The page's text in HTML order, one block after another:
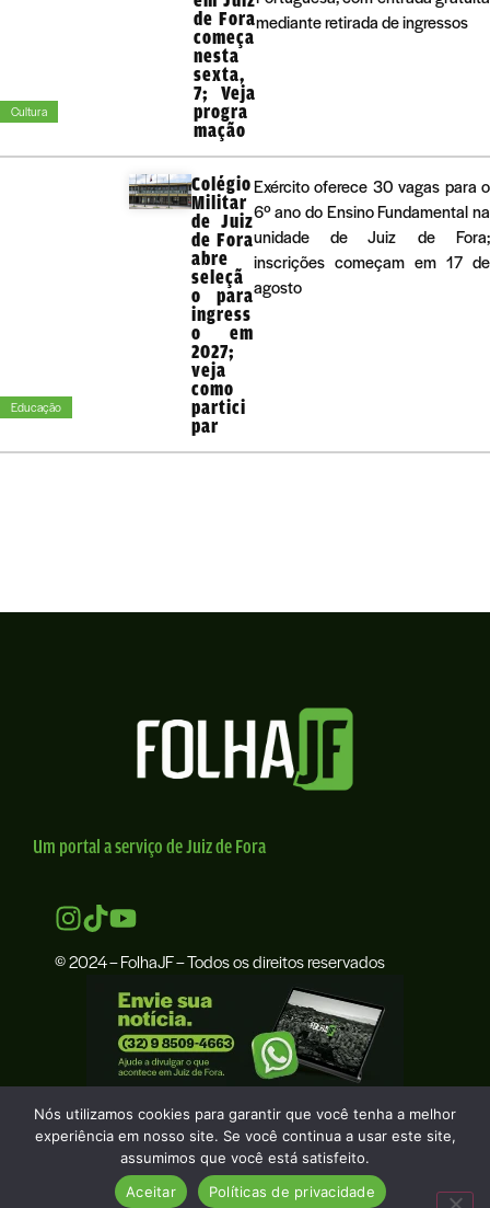
Cultura
de Fora
começa
nesta
sexta,
7; Veja
progra
mação
mediante retirada de ingressos
Educação
Colégio
Militar
de Juiz
de Fora
abre
seleçã
o para
ingress
o em
2027;
veja
como
partici
par
Exército oferece 30 vagas para o
6º ano do Ensino Fundamental na
unidade de Juiz de Fora;
inscrições começam em 17 de
agosto
Um portal a serviço de Juiz de Fora
© 2024 – FolhaJF – Todos os direitos reservados
Nós utilizamos cookies para garantir que você tenha a melhor
experiência em nosso site. Se você continua a usar este site,
assumimos que você está satisfeito.
Aceitar
Políticas de privacidade